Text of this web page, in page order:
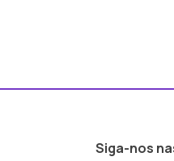
Siga-nos